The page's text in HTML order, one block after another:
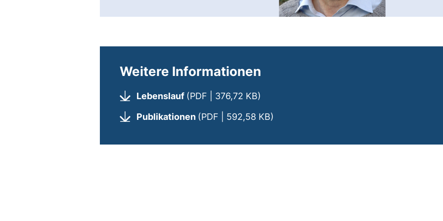
Weitere Informationen
Lebenslauf (PDF | 376,72 KB)
Publikationen (PDF | 592,58 KB)